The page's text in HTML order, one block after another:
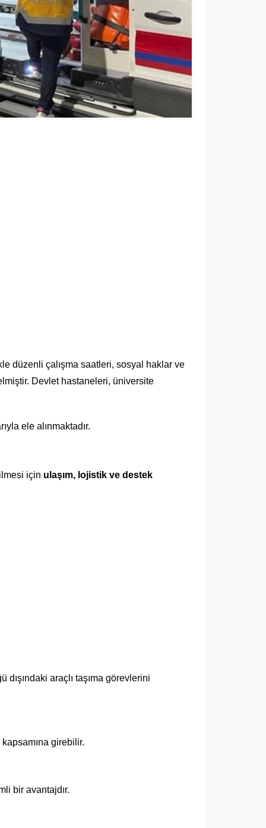
düzenli çalışma saatleri, sosyal haklar ve
Devlet hastaneleri, üniversite
ele alınmaktadır.
için ulaşım, lojistik ve destek
dışındaki araçlı taşıma görevlerini
girebilir.
bir avantajdır.